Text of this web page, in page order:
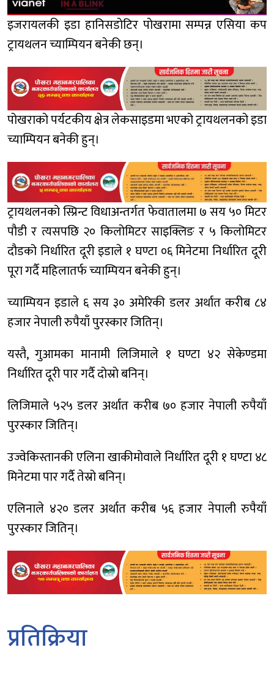
इजरायलकी इडा हानिसडोटिर पोखरामा सम्पन्न एसिया कप
ट्रायथलन च्याम्पियन बनेकी छन्।
पोखराको पर्यटकीय क्षेत्र लेकसाइडमा भएको ट्रायथलनको इडा
च्याम्पियन बनेकी हुन्।
ट्रायथलनको स्प्रिन्ट विधाअन्तर्गत फेवातालमा ७ सय ५० मिटर
पौडी र त्यसपछि २० किलोमिटर साइक्लिङ र ५ किलोमिटर
दौडको निर्धारित दूरी इडाले १ घण्टा ०६ मिनेटमा निर्धारित दूरी
पूरा गर्दै महिलातर्फ च्याम्पियन बनेकी हुन्।
च्याम्पियन इडाले ६ सय ३० अमेरिकी डलर अर्थात करीब ८४
हजार नेपाली रुपैयाँ पुरस्कार जितिन्।
यस्तै, गुआमका मानामी लिजिमाले १ घण्टा ४२ सेकेण्डमा
निर्धारित दूरी पार गर्दै दोस्रो बनिन्।
लिजिमाले ५२५ डलर अर्थात करीब ७० हजार नेपाली रुपैयाँ
पुरस्कार जितिन्।
उज्वेकिस्तानकी एलिना खाकीमोवाले निर्धारित दूरी १ घण्टा ४८
मिनेटमा पार गर्दै तेस्रो बनिन्।
एलिनाले ४२० डलर अर्थात करीब ५६ हजार नेपाली रुपैयाँ
पुरस्कार जितिन्।
प्रतिक्रिया